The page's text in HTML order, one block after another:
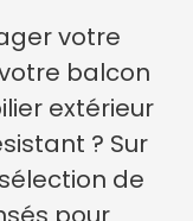
votre
balcon
extérieur
? Sur
de